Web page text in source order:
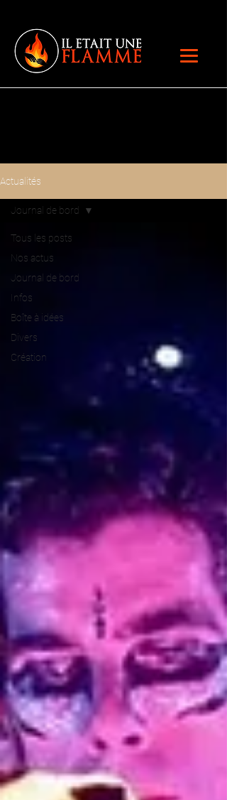
Actualités
Tous les posts
Nos actus
Journal de bord
Infos
Boîte à idées
Divers
Création
Journal de bord